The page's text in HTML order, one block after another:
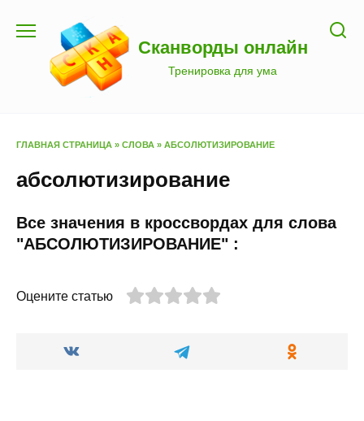
содержанию
Сканворды онлайн
Тренировка для ума
ГЛАВНАЯ СТРАНИЦА » СЛОВА » АБСОЛЮТИЗИРОВАНИЕ
абсолютизирование
Все значения в кроссвордах для слова
"АБСОЛЮТИЗИРОВАНИЕ" :
Оцените статью